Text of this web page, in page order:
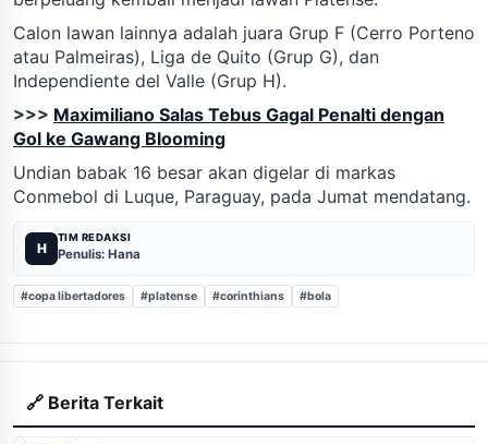
Calon lawan lainnya adalah juara Grup F (Cerro Porteno
atau Palmeiras), Liga de Quito (Grup G), dan
Independiente del Valle (Grup H).
>>> Maximiliano Salas Tebus Gagal Penalti dengan
Gol ke Gawang Blooming
Undian babak 16 besar akan digelar di markas
Conmebol di Luque, Paraguay, pada Jumat mendatang.
H
TIM REDAKSI
Penulis: Hana
#copa libertadores #platense #corinthians #bola
🔗 Berita Terkait